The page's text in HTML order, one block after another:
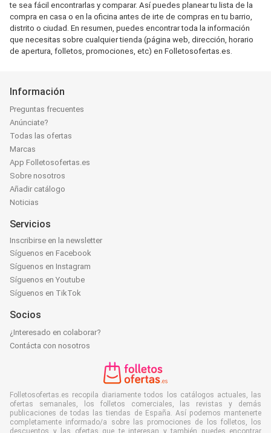
te sea fácil encontrarlas y comparar. Así puedes planear tu lista de la
compra en casa o en la oficina antes de irte de compras en tu barrio,
distrito o ciudad. En resumen, puedes encontrar toda la información
que necesitas sobre cualquier tienda (página web, dirección, horario
de apertura, folletos, promociones, etc) en Folletosofertas.es.
Información
Preguntas frecuentes
Anúnciate?
Todas las ofertas
Marcas
App Folletosofertas.es
Sobre nosotros
Añadir catálogo
Noticias
Servicios
Inscribirse en la newsletter
Síguenos en Facebook
Síguenos en Instagram
Síguenos en Youtube
Síguenos en TikTok
Socios
¿Interesado en colaborar?
Contácta con nosotros
Folletosofertas.es recopila diariamente todos los catálogos actuales, las
ofertas semanales, los folletos comerciales, las revistas y demás
publicaciones de todas las tiendas de España. Así podemos mantenerte
completamente informado/a sobre las promociones de los folletos, los
descuentos y las ofertas que te interesan y también puedes encontrar